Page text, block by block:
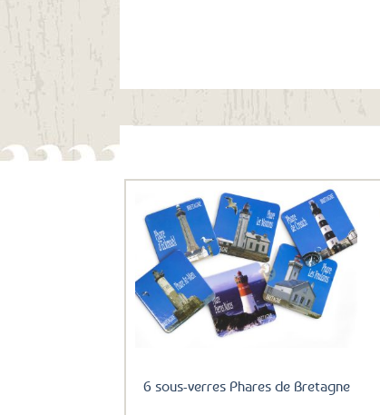
Ajouter
aux
favoris
6 sous-verres Phares de Bretagne